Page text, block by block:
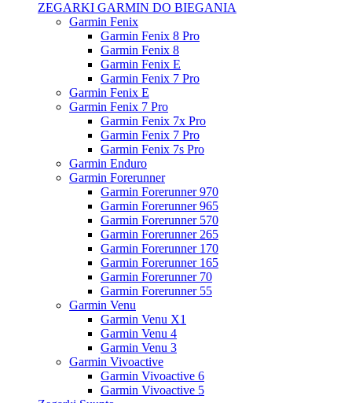
ZEGARKI GARMIN DO BIEGANIA
Garmin Fenix
Garmin Fenix 8 Pro
Garmin Fenix 8
Garmin Fenix E
Garmin Fenix 7 Pro
Garmin Fenix E
Garmin Fenix 7 Pro
Garmin Fenix 7x Pro
Garmin Fenix 7 Pro
Garmin Fenix 7s Pro
Garmin Enduro
Garmin Forerunner
Garmin Forerunner 970
Garmin Forerunner 965
Garmin Forerunner 570
Garmin Forerunner 265
Garmin Forerunner 170
Garmin Forerunner 165
Garmin Forerunner 70
Garmin Forerunner 55
Garmin Venu
Garmin Venu X1
Garmin Venu 4
Garmin Venu 3
Garmin Vivoactive
Garmin Vivoactive 6
Garmin Vivoactive 5